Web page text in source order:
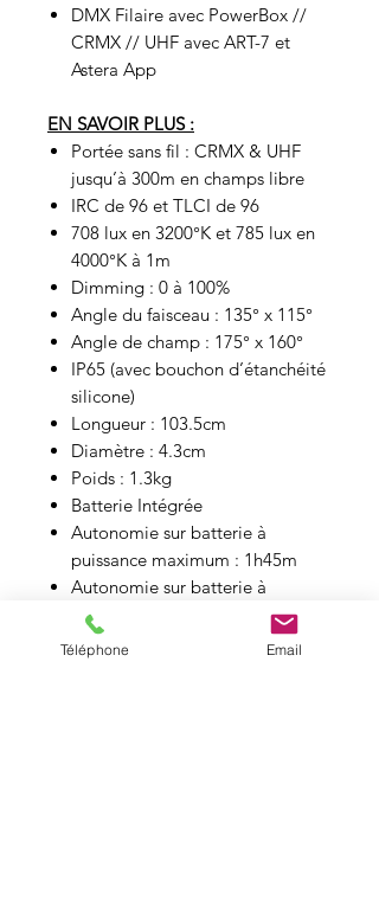
DMX Filaire avec PowerBox //
CRMX // UHF avec ART-7 et
Astera App
EN SAVOIR PLUS :
Portée sans fil : CRMX & UHF
jusqu’à 300m en champs libre
IRC de 96 et TLCI de 96
708 lux en 3200°K et 785 lux en
4000°K à 1m
Dimming : 0 à 100%
Angle du faisceau : 135° x 115°
Angle de champ : 175° x 160°
IP65 (avec bouchon d’étanchéité
silicone)
Longueur : 103.5cm
Diamètre : 4.3cm
Poids : 1.3kg
Batterie Intégrée
Autonomie sur batterie à
puissance maximum : 1h45m
Autonomie sur batterie à
puissance minimum : jusqu’à 20h
Temps de charge : 3h
Téléphone Email